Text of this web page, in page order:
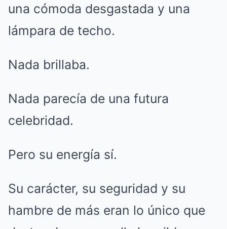
una cómoda desgastada y una
lámpara de techo.
Nada brillaba.
Nada parecía de una futura
celebridad.
Pero su energía sí.
Su carácter, su seguridad y su
hambre de más eran lo único que